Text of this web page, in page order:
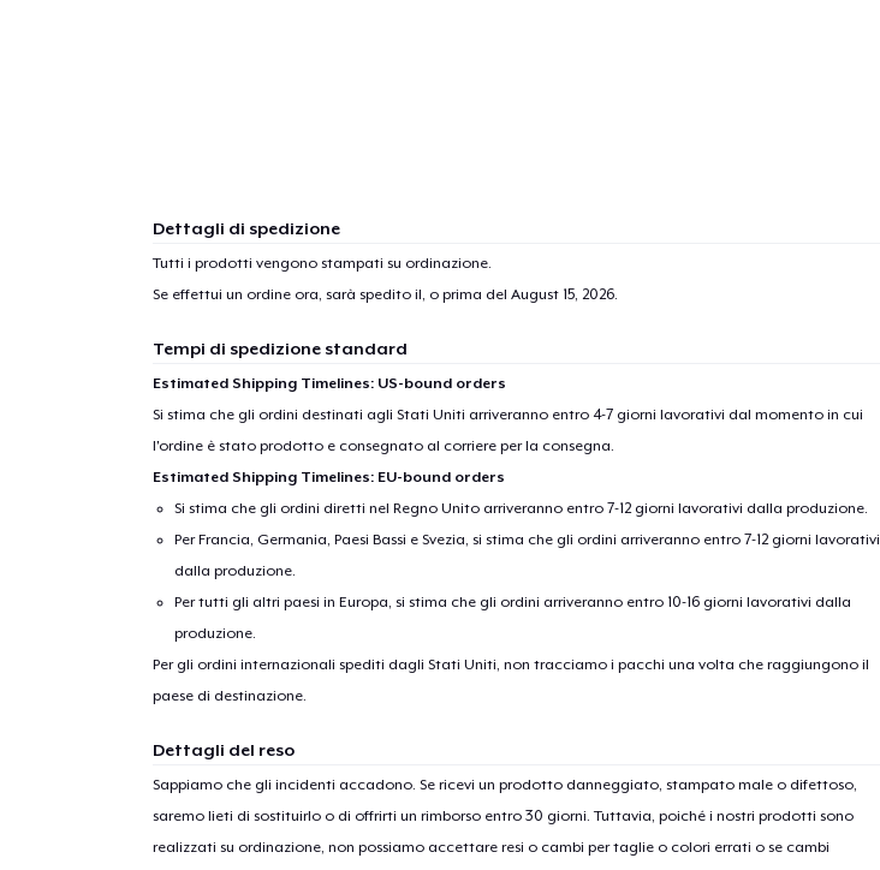
Dettagli di spedizione
Tutti i prodotti vengono stampati su ordinazione.
Se effettui un ordine ora, sarà spedito il, o prima del August 15, 2026.
Tempi di spedizione standard
Estimated Shipping Timelines: US-bound orders
Si stima che gli ordini destinati agli Stati Uniti arriveranno entro 4-7 giorni lavorativi dal momento in cui
l'ordine è stato prodotto e consegnato al corriere per la consegna.
Estimated Shipping Timelines: EU-bound orders
Si stima che gli ordini diretti nel Regno Unito arriveranno entro 7-12 giorni lavorativi dalla produzione.
Per Francia, Germania, Paesi Bassi e Svezia, si stima che gli ordini arriveranno entro 7-12 giorni lavorativi
dalla produzione.
Per tutti gli altri paesi in Europa, si stima che gli ordini arriveranno entro 10-16 giorni lavorativi dalla
produzione.
Per gli ordini internazionali spediti dagli Stati Uniti, non tracciamo i pacchi una volta che raggiungono il
paese di destinazione.
Dettagli del reso
Sappiamo che gli incidenti accadono. Se ricevi un prodotto danneggiato, stampato male o difettoso,
saremo lieti di sostituirlo o di offrirti un rimborso entro 30 giorni. Tuttavia, poiché i nostri prodotti sono
realizzati su ordinazione, non possiamo accettare resi o cambi per taglie o colori errati o se cambi